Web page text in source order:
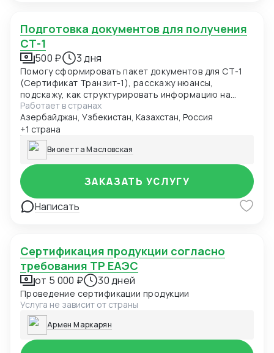
Подготовка документов для получения
СТ-1
500 ₽ 3 дня
Помогу сформировать пакет документов для СТ-1
(Сертификат Транзит-1), расскажу нюансы,
подскажу, как структурировать информацию на
будущее
Работает в странах
Азербайджан, Узбекистан, Казахстан, Россия
+1 страна
Виолетта Масловская
Написать
ЗАКАЗАТЬ УСЛУГУ
Сертификация продукции согласно
требования ТР ЕАЭС
от 5 000 ₽ 30 дней
Проведение сертификации продукции
Услуга не зависит от страны
Армен Маркарян